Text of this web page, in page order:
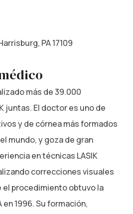
PA 17109
más de 39.000
juntas. El doctor es uno de
y de córnea más formados
mundo, y goza de gran
en técnicas LASIK
correcciones visuales
el procedimiento obtuvo la
en 1996. Su formación,